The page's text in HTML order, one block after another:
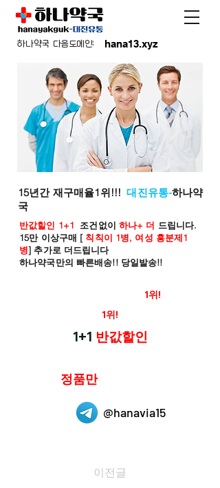
hana13.xyz
하나약국 다음도메인:
15년간 재구매율1위!!!대진유통-하나약
국
반값할인 1+1 조건없이 하나+ 더 드립니다.
15만 이상구매 [ 칙칙이 1병, 여성 흥분제1
병] 추가로 더드립니다
하나약국만의 빠른배송!! 당일발송!!
1위!
1위!
1+1 반값할인
정품만
@hanavia15
이전글